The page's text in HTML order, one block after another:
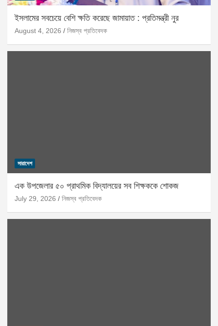
ইসলামের সবচেয়ে বেশি ক্ষতি করেছে জামায়াত : প্রতিমন্ত্রী নুর
August 4, 2026 নিজস্ব প্রতিবেদক
সারাদেশ
এক উপজেলার ৫০ প্রাথমিক বিদ্যালয়ের সব শিক্ষককে শোকজ
July 29, 2026 নিজস্ব প্রতিবেদক